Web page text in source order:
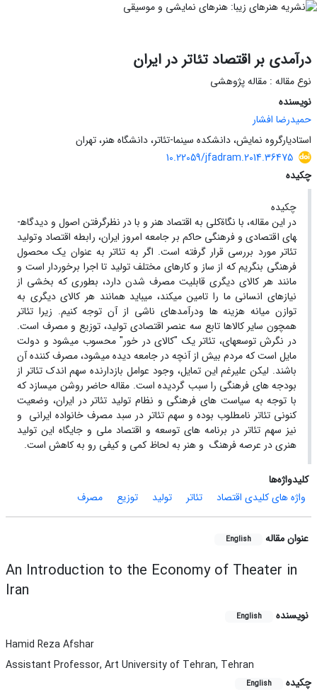
درآمدی بر اقتصاد تئاتر در ایران
نوع مقاله : مقاله پژوهشی
نویسنده
حمیدرضا افشار
استادیارگروه نمایش، دانشکده سینما-تئاتر، دانشگاه هنر، تهران
10.22059/jfadram.2014.36475
چکیده
چکیده
در این مقاله، با نگاةکلی به اقتصاد هنر و با در نظرگرفتن اصول و دیدگاه­
های اقتصادی و فرهنگی حاکم بر جامعه امروز ایران، رابطه اقتصاد وتولید
تئاتر مورد بررسی قرار گرفته است. اگر به تئاتر به عنوان یک محصول
فرهنگی بنگریم که از ساز و کارهای مختلف تولید تا اجرا برخوردار است و
مانند هر کالای دیگری قابلیت مصرف شدن دارد، بطوری که بخشی از
نیازهای انسانی ما را تامین می­کند، می­باید همانند هر کالای دیگری به
توازن میانه هزینه ها ودرآمدهای ناشی از آن توجه کنیم. زیرا تئاتر
همچون سایر کالاها تابع سه عنصر اقتصادی تولید، توزیع و مصرف است.
در نگرش توسعه­ای، تئاتر یک "کالای در خور" محسوب می­شود و دولت
مایل است که مردم بیش از آنچه در جامعه دیده می­شود، مصرف کننده آن
باشند. لیکن علیرغم این تمایل، وجود عوامل بازدارنده سهم اندک تئاتر از
بودجه های فرهنگی را سبب گردیده است. مقاله حاضر روشن می­سازد که
با توجه به سیاست های فرهنگی و نظام تولید تئاتر در ایران، وضعیت
کنونی تئاتر نامطلوب بوده و سهم تئاتر در سبد مصرف خانواده ایرانی و
نیز سهم تئاتر در برنامه های توسعه و اقتصاد ملی و جایگاه این تولید
هنری در عرصه فرهنگ و هنر به لحاظ کمی و کیفی رو به کاهش است.
کلیدواژه‌ها
واژه های کلیدی اقتصاد
تئاتر تولید توزیع مصرف
عنوان مقاله English
An Introduction to the Economy of Theater in
Iran
نویسنده English
Hamid Reza Afshar
Assistant Professor, Art University of Tehran, Tehran
چکیده
English